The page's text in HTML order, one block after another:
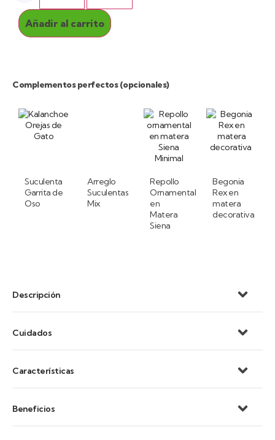
Añadir al carrito
Complementos perfectos (opcionales)
Suculenta
Garrita de
Oso
Arreglo
Suculentas
Mix
Repollo
Ornamental
en
Matera
Siena
Begonia
Rex en
matera
decorativa
Descripción
Cuidados
Características
Beneficios